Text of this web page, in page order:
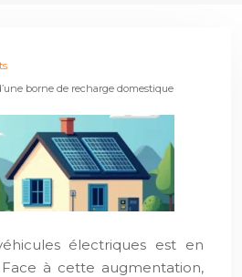
borne de recharge domestique
électriques est en
à cette augmentation,